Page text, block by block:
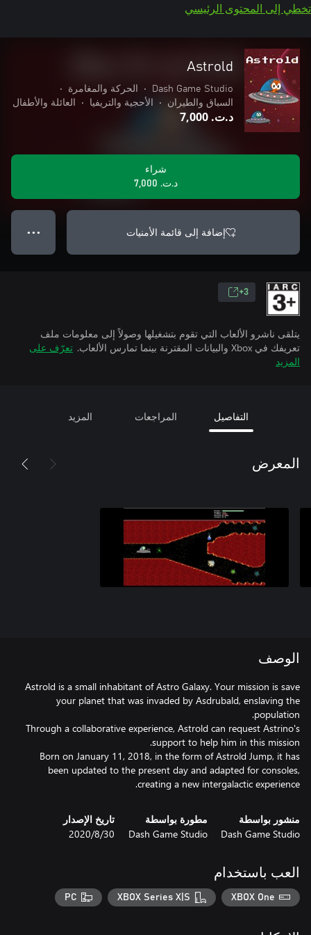
تخطي إلى المحتوى الرئيسي
Astrold
Dash Game Studio
• الحركة والمغامرة
•
السباق والطيران
• الأحجية والتريفيا • العائلة والأطفال
د.ت.‏ 7,000
شراء
د.ت.‏ 7,000
إضافة إلى قائمة الأمنيات ● ● ●
3+
يتلقى ناشرو الألعاب التي تقوم بتشغيلها وصولاً إلى معلومات ملف
تعريفك في Xbox والبيانات المقترنة بينما تمارس الألعاب.
تعرّف على
المزيد
التفاصيل المراجعات المزيد
المعرض
الوصف
Astrold is a small inhabitant of Astro Galaxy. Your mission is save
your planet that was invaded by Asdrubald, enslaving the
Through a collaborative experience, Astrold can request Astrino's
Born on January 11, 2018, in the form of Astrold Jump, it has
been updated to the present day and adapted for consoles,
creating a new intergalactic experience.
منشور بواسطة
Dash Game Studio
مطورة بواسطة
Dash Game Studio
تاريخ الإصدار
30‏/8‏/2020
العب باستخدام
XBOX One
XBOX Series X|S
PC